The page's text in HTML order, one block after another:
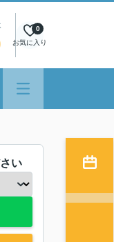
お気に入り
0
い